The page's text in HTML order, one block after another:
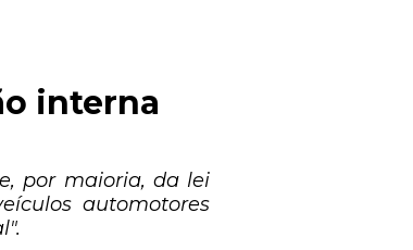
interna
por maioria, da lei
automotores